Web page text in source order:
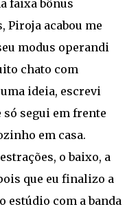
faixa bônus
Piroja acabou me
modus operandi
chato com
ideia, escrevi
só segui em frente
em casa.
o baixo, a
que eu finalizo a
estúdio com a banda